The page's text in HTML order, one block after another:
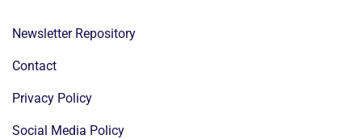
Newsletter Repository
Contact
Privacy Policy
Social Media Policy